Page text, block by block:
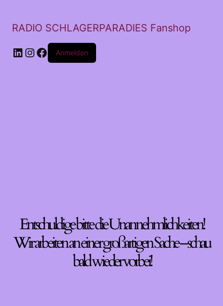
RADIO SCHLAGERPARADIES Fanshop
LinkedIn
Instagram
Facebook
Anmelden
Entschuldige bitte die Unannehmlichkeiten!
Wir arbeiten an einer großartigen Sache – schau
bald wieder vorbei!